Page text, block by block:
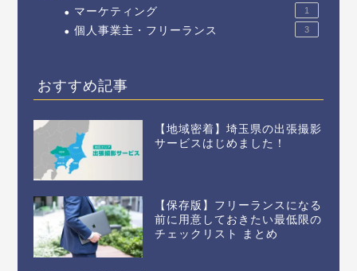
マーケティング 1
個人事業主・フリーランス 3
おすすめ記事
【地域密着】埼玉県の出張撮影
サービスはじめました！
【保存版】フリーランスになる
前に用意しておきたい最低限の
チェックリスト まとめ